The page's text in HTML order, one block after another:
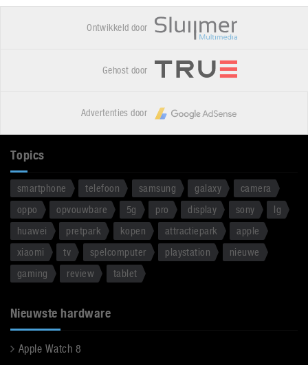
Ontwikkeld door
Gehost door
Advertenties door
Topics
smartphone telefoon samsung galaxy
camera
oppo
opvouwbare 5g pro display sony
lg
huawei
pretpark kopen attractiepark
apple
xiaomi
tv spelcomputer playstation
nieuwe
gaming
review tablet
Nieuwste hardware
Apple Watch 8